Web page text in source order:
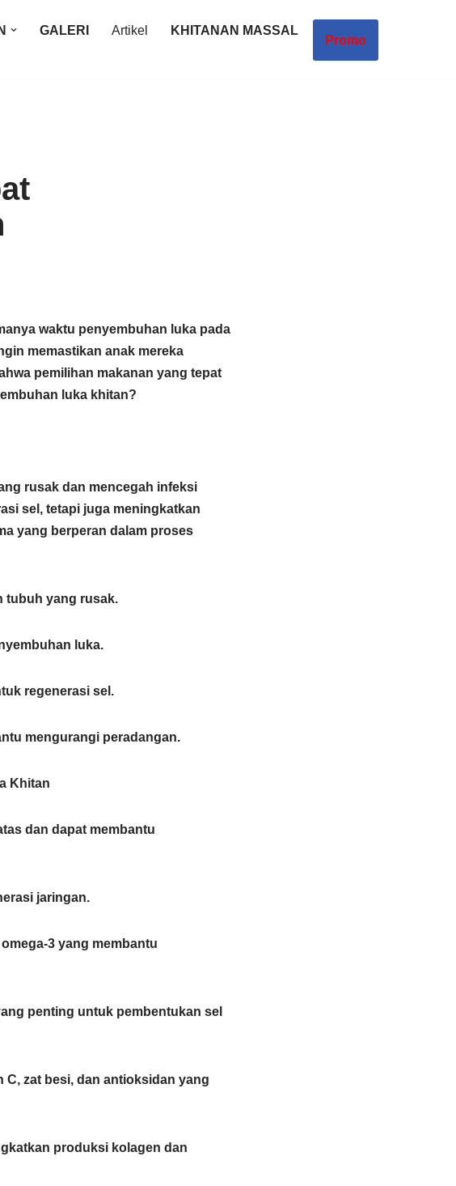
GALERI Artikel KHITANAN MASSAL
Promo
waktu penyembuhan luka pada
memastikan anak mereka
pemilihan makanan yang tepat
luka khitan?
rusak dan mencegah infeksi
sel, tetapi juga meningkatkan
yang berperan dalam proses
tubuh yang rusak.
luka.
regenerasi sel.
mengurangi peradangan.
Khitan
dan dapat membantu
jaringan.​
3 yang membantu
penting untuk pembentukan sel
C, zat besi, dan antioksidan yang
produksi kolagen dan